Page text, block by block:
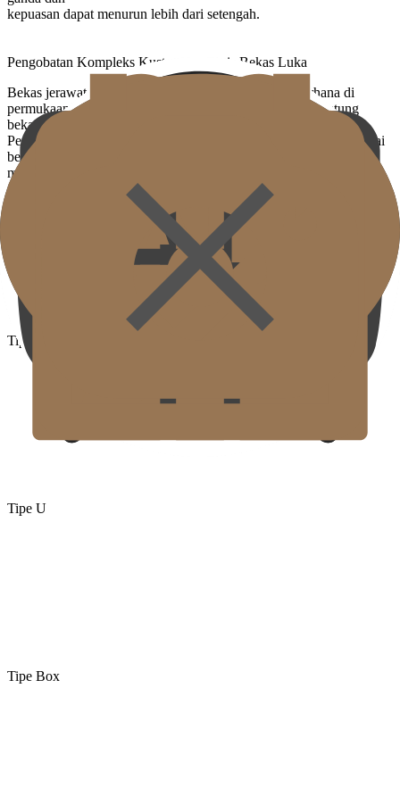
kepuasan dapat menurun lebih dari setengah.
Pengobatan Kompleks Kustom per Jenis Bekas Luka
Bekas jerawat mungkin terlihat seperti cekungan sederhana di
permukaan, tetapi kedalaman dan bentuk bervariasi tergantung
bekas luka.
Pengobatan kompleks dari permukaan hingga ke dalam kulit sesuai
bentuk dan jenis adalah kunci pengobatan bekas luka yang
memuaskan.
Tipe V
Tipe U
Tipe Box